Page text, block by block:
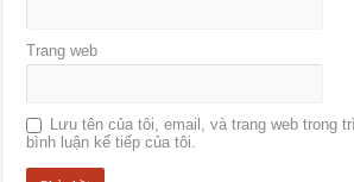
Trang web
Lưu tên của tôi, email, và trang web trong
bình luận kế tiếp của tôi.